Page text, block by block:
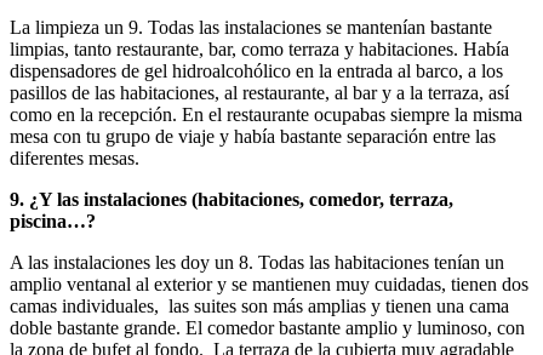
La limpieza un 9. Todas las instalaciones se mantenían bastante
limpias, tanto restaurante, bar, como terraza y habitaciones. Había
dispensadores de gel hidroalcohólico en la entrada al barco, a los
pasillos de las habitaciones, al restaurante, al bar y a la terraza, así
como en la recepción. En el restaurante ocupabas siempre la misma
mesa con tu grupo de viaje y había bastante separación entre las
diferentes mesas.
9. ¿Y las instalaciones (habitaciones, comedor, terraza,
piscina…?
A las instalaciones les doy un 8. Todas las habitaciones tenían un
amplio ventanal al exterior y se mantienen muy cuidadas, tienen dos
camas individuales, las suites son más amplias y tienen una cama
doble bastante grande. El comedor bastante amplio y luminoso, con
la zona de bufet al fondo. La terraza de la cubierta muy agradable